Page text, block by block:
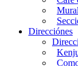
Mural
Direcciónes